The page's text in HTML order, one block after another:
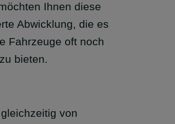
Ihnen diese
Abwicklung, die es
Fahrzeuge oft noch
bieten.
von